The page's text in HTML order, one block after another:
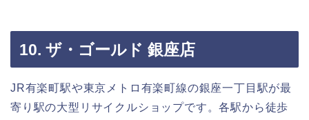
10. ザ・ゴールド 銀座店
JR有楽町駅や東京メトロ有楽町線の銀座一丁目駅が最
寄り駅の大型リサイクルショップです。各駅から徒歩